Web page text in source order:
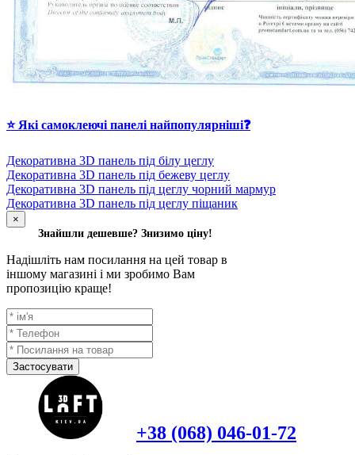
⭐ Які самоклеючі панелі найпопулярніші❓
Декоративна 3D панель під білу цеглу
Декоративна 3D панель під бежеву цеглу
Декоративна 3D панель під цеглу чорний мармур
Декоративна 3D панель під цеглу піщаник
×
Знайшли дешевше? Знизимо ціну!
Надішліть нам посилання на цей товар в
іншому магазині і ми зробимо Вам
пропозицію краще!
Застосувати
+38 (068) 046-01-72